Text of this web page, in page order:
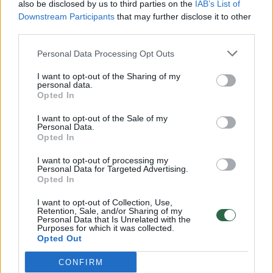
also be disclosed by us to third parties on the IAB’s List of
Downstream Participants that may further disclose it to other
Personal Data Processing Opt Outs
I want to opt-out of the Sharing of my
personal data.
Opted In
I want to opt-out of the Sale of my
Personal Data.
Opted In
I want to opt-out of processing my
Personal Data for Targeted Advertising.
Opted In
I want to opt-out of Collection, Use,
Retention, Sale, and/or Sharing of my
Personal Data that Is Unrelated with the
Purposes for which it was collected.
Opted Out
CONFIRM
Žinios | Lietuvos diena
Savaitės vidurys nusimato karštas: temperatūra kils iki
Žinios | Orai
00:15:54
V. Zalužno pasisakymą laiko bandymu įsitvirtinti
Ukrainos politikoje: jis yra neteisus
Laidos | Nauja diena
Nufilmavo, kaip patvino Vilniaus Vakarinis aplinkkelis:
vaizdas pribloškia
Žinios | Lietuvos diena